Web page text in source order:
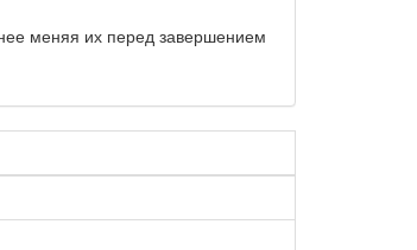
меняя их перед завершением